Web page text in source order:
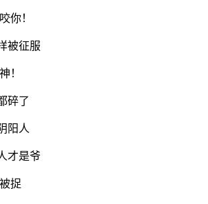
你！
被征服
！
碎了
阳人
才是爷
捉